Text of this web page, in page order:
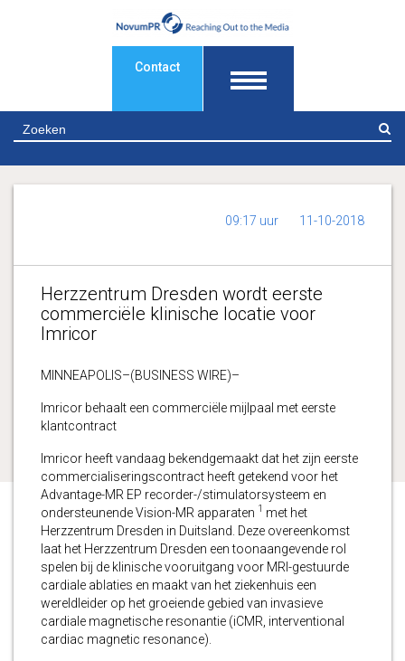
Contact
09:17 uur 11-10-2018
Herzzentrum Dresden wordt eerste
commerciële klinische locatie voor
Imricor
MINNEAPOLIS–(BUSINESS WIRE)–
Imricor behaalt een commerciële mijlpaal met eerste
klantcontract
Imricor heeft vandaag bekendgemaakt dat het zijn eerste
commercialiseringscontract heeft getekend voor het
Advantage-MR EP recorder-/stimulatorsysteem en
ondersteunende Vision-MR apparaten 1 met het
Herzzentrum Dresden in Duitsland. Deze overeenkomst
laat het Herzzentrum Dresden een toonaangevende rol
spelen bij de klinische vooruitgang voor MRI-gestuurde
cardiale ablaties en maakt van het ziekenhuis een
wereldleider op het groeiende gebied van invasieve
cardiale magnetische resonantie (iCMR, interventional
cardiac magnetic resonance).